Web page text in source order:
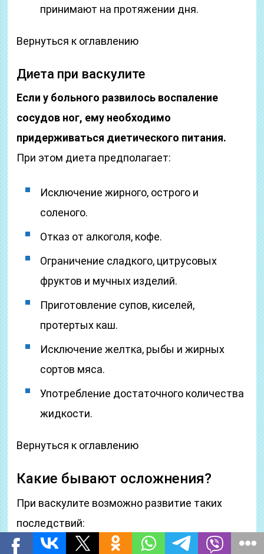
принимают на протяжении дня.
Вернуться к оглавлению
Диета при васкулите
Если у больного развилось воспаление
сосудов ног, ему необходимо
придерживаться диетического питания.
При этом диета предполагает:
Исключение жирного, острого и
соленого.
Отказ от алкоголя, кофе.
Ограничение сладкого, цитрусовых
фруктов и мучных изделий.
Приготовление супов, киселей,
протертых каш.
Исключение желтка, рыбы и жирных
сортов мяса.
Употребление достаточного количества
жидкости.
Вернуться к оглавлению
Какие бывают осложнения?
При васкулите возможно развитие таких
последствий: